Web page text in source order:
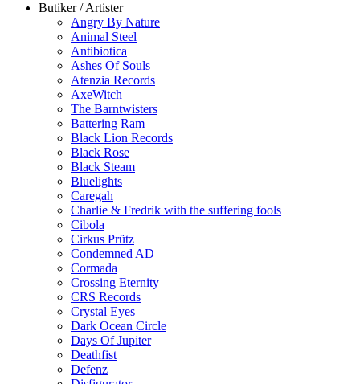
Butiker / Artister
Angry By Nature
Animal Steel
Antibiotica
Ashes Of Souls
Atenzia Records
AxeWitch
The Barntwisters
Battering Ram
Black Lion Records
Black Rose
Black Steam
Bluelights
Caregah
Charlie & Fredrik with the suffering fools
Cibola
Cirkus Prütz
Condemned AD
Cormada
Crossing Eternity
CRS Records
Crystal Eyes
Dark Ocean Circle
Days Of Jupiter
Deathfist
Defenz